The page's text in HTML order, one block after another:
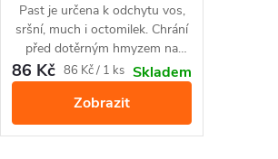
Past je určena k odchytu vos,
sršní, much i octomilek. Chrání
před dotěrným hmyzem na
zahradách, balkonech, v
altánech ad.
86 Kč Měrná
86 Kč / 1 ks Skladem
Zobrazit